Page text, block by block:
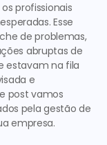
profissionais
Esse
de problemas,
abruptas de
estavam na fila
e
post vamos
pela gestão de
empresa.